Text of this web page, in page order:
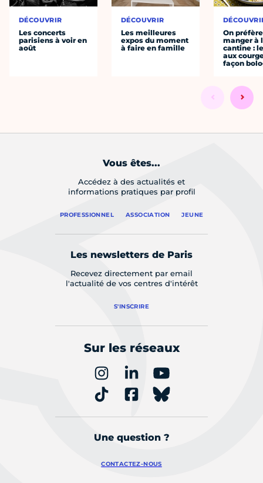
DÉCOUVRIR
Les concerts
parisiens à voir en
août
DÉCOUVRIR
Les meilleures
expos du moment
à faire en famille
On préfère
manger à
cantine :
aux
façon
Vous êtes...
Accédez à des actualités et
informations pratiques par profil
PROFESSIONNEL ASSOCIATION JEUNE
Les newsletters de Paris
Recevez directement par email
l'actualité de vos centres d'intérêt
S'INSCRIRE
Sur les réseaux
Une question ?
CONTACTEZ-NOUS